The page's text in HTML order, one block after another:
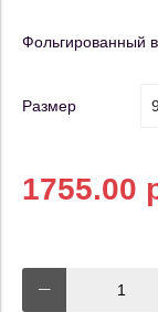
Фольгированный
Размер
1755.00